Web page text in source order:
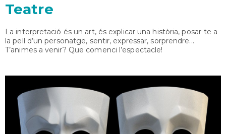
Teatre
La interpretació és un art, és explicar una història, posar-te a
la pell d’un personatge, sentir, expressar, sorprendre...
T’animes a venir? Que comenci l’espectacle!